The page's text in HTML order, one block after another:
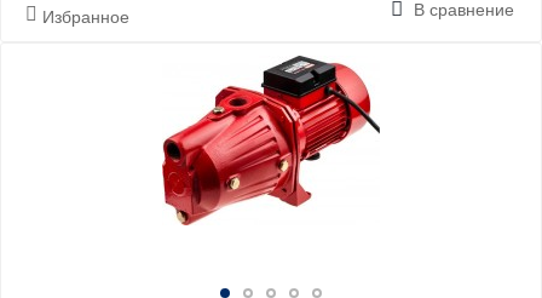
Избранное В сравнение